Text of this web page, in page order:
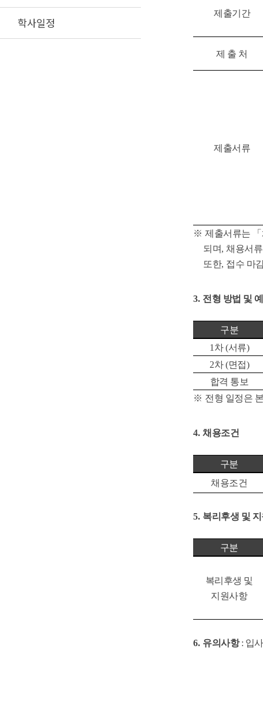
학사일정
제출기간
제 출 처
제출서류
※ 제출서류는 「
되며, 채용서
또한, 접수 마
3. 전형 방법 및
구분
1 차 (서류)
2차 (면접)
합격 통보
※ 전형 일정은
4. 채용조건
구분
채용조건
5. 복리후생 및
구분
복리후생 및
지원사항
6. 유의사항 : 입